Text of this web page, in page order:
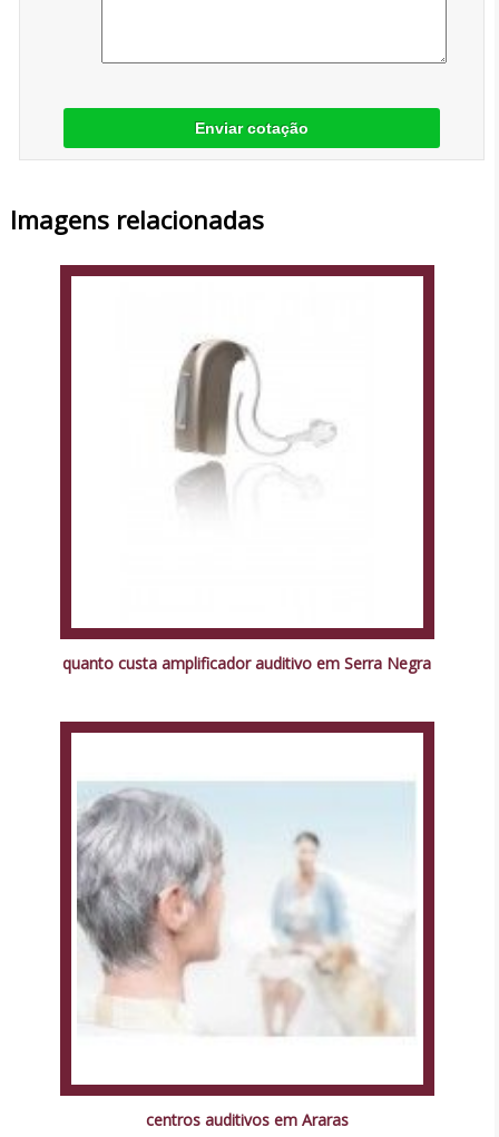
Enviar cotação
Imagens relacionadas
quanto custa amplificador auditivo em Serra Negra
centros auditivos em Araras